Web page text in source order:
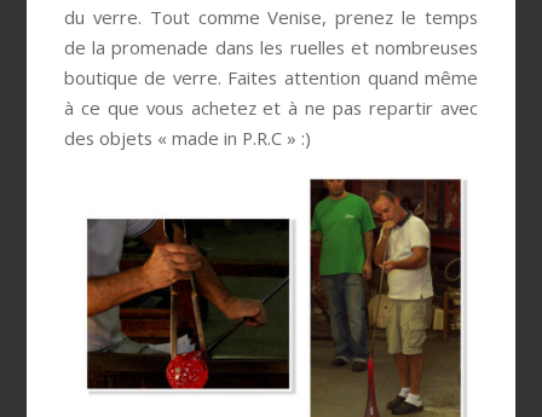
du verre. Tout comme Venise, prenez le temps
de la promenade dans les ruelles et nombreuses
boutique de verre. Faites attention quand même
à ce que vous achetez et à ne pas repartir avec
des objets « made in P.R.C » :)